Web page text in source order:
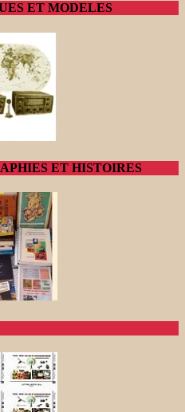
ET MODELES
ET HISTOIRES